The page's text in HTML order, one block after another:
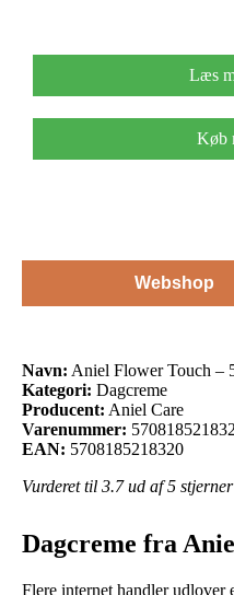
Læs
Køb
Webshop
Navn: Aniel Flower Touch –
Kategori: Dagcreme
Producent: Aniel Care
Varenummer:
EAN: 5708185218320
Vurderet til 3.7ud af 5 stjerner
Dagcreme fra
Flere internet handler udlover